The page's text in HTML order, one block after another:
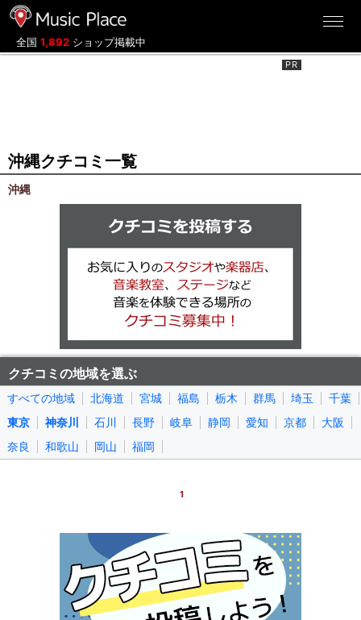
全国 1,892 ショップ掲載中
沖縄クチコミ一覧
沖縄
クチコミの地域を選ぶ
すべての地域 北海道 宮城 福島 栃木 群馬 埼玉
千葉
東京
神奈川 石川 長野 岐阜 静岡 愛知 京都
大阪
奈良
和歌山 岡山 福岡
1